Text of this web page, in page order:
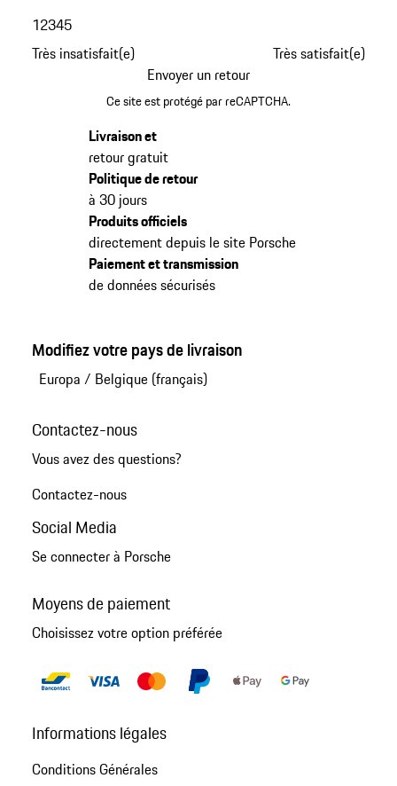
Très insatisfait(e)
12345
Très satisfait(e)
Envoyer un retour
Ce site est protégé par reCAPTCHA.
Livraison et
retour gratuit
Politique de retour
à 30 jours
Produits officiels
directement depuis le site Porsche
Paiement et transmission
de données sécurisés
Modifiez votre pays de livraison
Europa / Belgique (français)
Contactez-nous
Vous avez des questions?
Contactez-nous
Social Media
Se connecter à Porsche
Moyens de paiement
Choisissez votre option préférée
Informations légales
Conditions Générales